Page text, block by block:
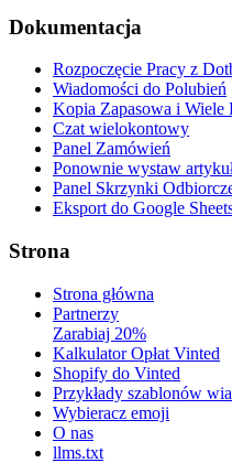
Dokumentacja
Rozpoczęcie Pracy z
Wiadomości do Polubień
Kopia Zapasowa i Wiele
Czat wielokontowy
Panel Zamówień
Ponownie wystaw
Panel Skrzynki
Eksport do Google
Strona
Strona główna
Partnerzy
Zarabiaj 20%
Kalkulator Opłat Vinted
Shopify do Vinted
Przykłady szablonów
Wybieracz emoji
O nas
llms.txt